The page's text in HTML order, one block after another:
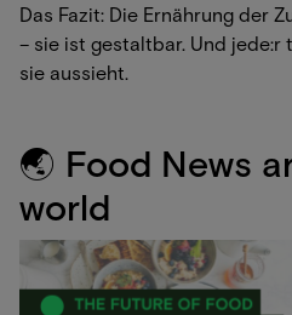
Das Fazit: Die Ernährung der
– sie ist gestaltbar. Und jede:r
sie aussieht.
🌏 Food News
world